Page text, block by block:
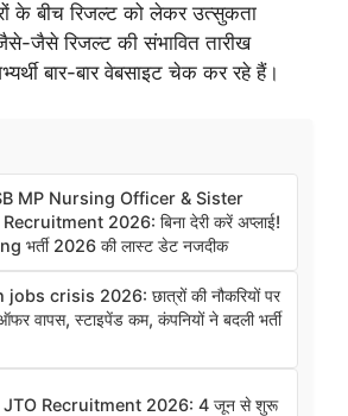
के बीच रिजल्ट को लेकर उत्सुकता
जैसे रिजल्ट की संभावित तारीख
बार-बार वेबसाइट चेक कर रहे हैं।
MP Nursing Officer & Sister
2026: बिना देरी करें अप्लाई!
भर्ती 2026 की लास्ट डेट नजदीक
jobs crisis 2026: छात्रों की नौकरियों पर
वापस, स्टाइपेंड कम, कंपनियों ने बदली भर्ती
JTO Recruitment 2026: 4 जून से शुरू